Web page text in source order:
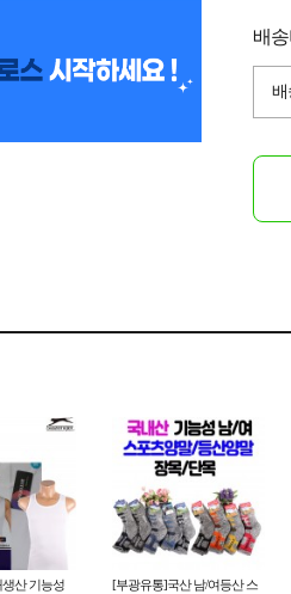
배
배
산 기능성
[부광유통]국산 남/여등산 스